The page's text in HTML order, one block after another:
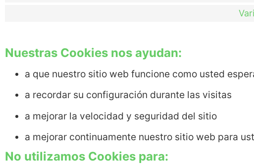
Nuestras Cookies nos ayudan:
a que nuestro sitio web funcione como usted
a recordar su configuración durante las visitas
a mejorar la velocidad y seguridad del sitio
a mejorar continuamente nuestro sitio web para
No utilizamos Cookies para: